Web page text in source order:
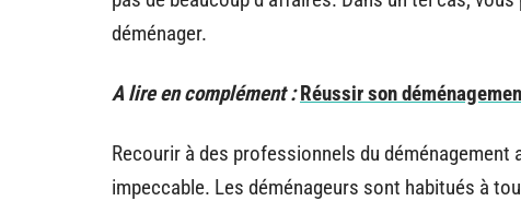
déménager.
A lire en complément : Réussir son
Recourir à des professionnels du déménagement
impeccable. Les déménageurs sont habitués à